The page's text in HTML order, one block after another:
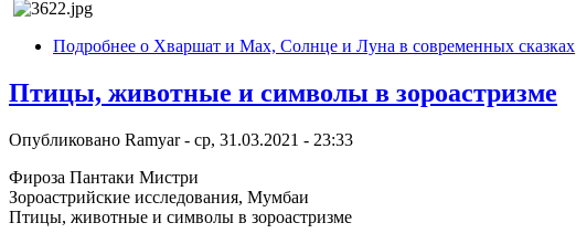
Подробнее о Хваршат и Мах, Солнце и Луна в современных сказках
Птицы, животные и символы в зороастризме
Опубликовано Ramyar- ср, 31.03.2021 - 23:33
Фироза Пантаки Мистри
Зороастрийские исследования, Мумбаи
Птицы, животные и символы в зороастризме